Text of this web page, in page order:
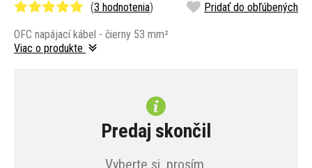
(3 hodnotenia) Pridať do obľúbených
OFC napájací kábel - čierny 53 mm²
Viac o produkte
Predaj skončil